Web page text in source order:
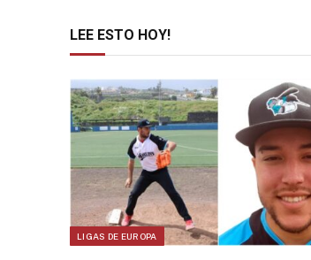
LEE ESTO HOY!
LIGAS DE EUROPA